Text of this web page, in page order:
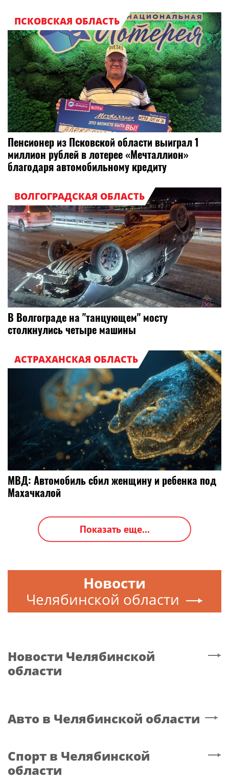
ПСКОВСКАЯ ОБЛАСТЬ
Пенсионер из Псковской области выиграл 1
миллион рублей в лотерее «Мечталлион»
благодаря автомобильному кредиту
ВОЛГОГРАДСКАЯ ОБЛАСТЬ
В Волгограде на "танцующем" мосту
столкнулись четыре машины
АСТРАХАНСКАЯ ОБЛАСТЬ
МВД: Автомобиль сбил женщину и ребенка под
Махачкалой
Показать еще...
Новости
Челябинской области
Новости Челябинской
области
Авто в Челябинской области
Спорт в Челябинской
области